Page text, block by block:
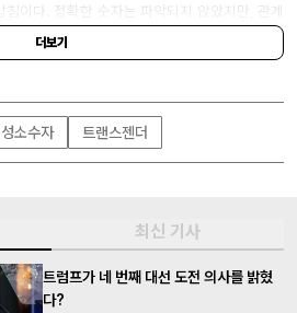
이다. 정확한 숫자는 파악되지 않았지만, 관계
해당자를 추적할 수 있을 전망이다.
더보기
성소수자 트랜스젠더
최신 기사
트럼프가 네 번째 대선 도전 의사를 밝혔
다?